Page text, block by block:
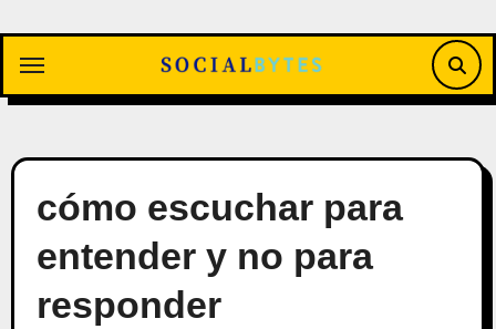
contenido
cómo escuchar para
entender y no para
responder